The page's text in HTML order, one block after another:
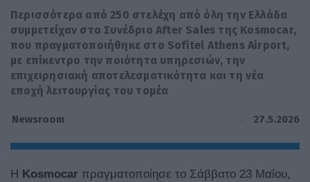
Περισσότερα από 250 στελέχη από όλη την Ελλάδα
συμμετείχαν στο Συνέδριο After Sales της Kosmocar,
που πραγματοποιήθηκε στο Sofitel Athens Airport,
με επίκεντρο την ποιότητα υπηρεσιών, την
επιχειρησιακή αποτελεσματικότητα και τη νέα
εποχή λειτουργίας του τομέα
Newsroom 27.5.2026
Η Kosmocar πραγματοποίησε το Σάββατο 23 Μαΐου,